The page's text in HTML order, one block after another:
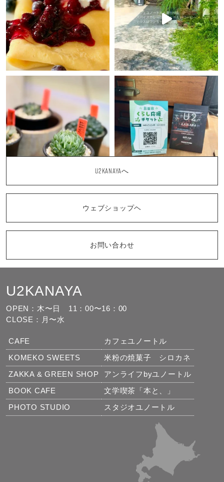
もっと見る フォローする
U2KANAYAへ
ウェブショップヘ
お問い合わせ
U2KANAYA
OPEN：木〜日 11：00〜16：00
CLOSE：月〜水
CAFE
カフェユノートル
KOMEKO SWEETS
米粉の焼菓子 シロカネ
ZAKKA & GREEN SHOP
アンライフbyユノートル
BOOK CAFE
文学喫茶「本と、」
PHOTO STUDIO
スタジオユノートル